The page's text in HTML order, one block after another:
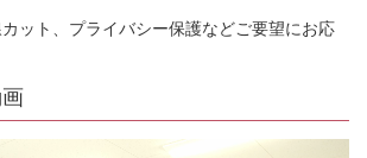
ット、プライバシー保護などご要望にお応